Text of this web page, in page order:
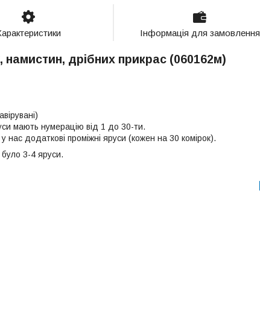
Інформація для замовлення
дрібних прикрас (060162м)
мають нумерацію від 1 до 30-ти.
додаткові проміжні яруси (кожен на 30 комірок).
3-4 яруси.